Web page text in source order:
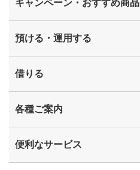
キャンペーン・おすすめ商品
預ける・運用する
借りる
各種ご案内
便利なサービス